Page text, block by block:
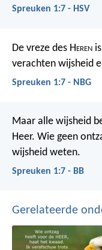
Spreuken 1:7 - HSV
De vreze des Heren
verachten wijsheid
Spreuken 1:7 - NBG
Maar alle wijsheid
Heer. Wie geen
wijsheid weten.
Spreuken 1:7 - BB
Gerelateerde